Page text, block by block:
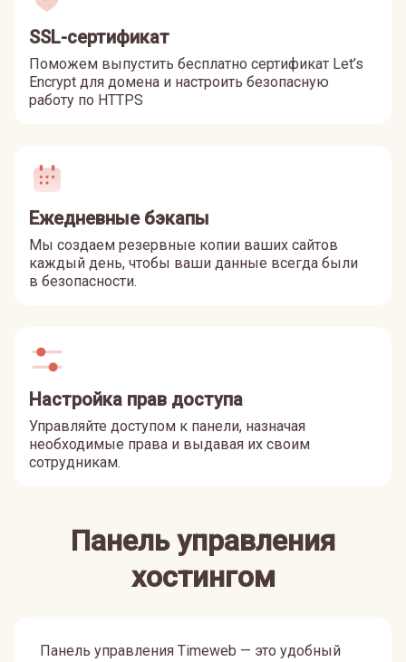
SSL-сертификат
Поможем выпустить бесплатно сертификат Let’s
Encrypt для домена и настроить безопасную
работу по HTTPS
Ежедневные бэкапы
Мы создаем резервные копии ваших сайтов
каждый день, чтобы ваши данные всегда были
в безопасности.
Настройка прав доступа
Управляйте доступом к панели, назначая
необходимые права и выдавая их своим
сотрудникам.
Панель управления
хостингом
Панель управления Timeweb — это удобный